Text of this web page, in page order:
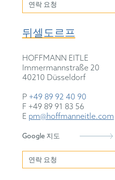
연락 요청
뒤셀도르프
HOFFMANN EITLE
Immermannstraße 20
40210 Düsseldorf
P +49 89 92 40 90
F +49 89 91 83 56
E pm@hoffmanneitle.com
Google 지도
연락 요청